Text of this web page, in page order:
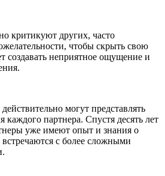
критикуют других, часто
чтобы скрыть свою
создавать неприятное ощущение и
могут представлять
каждого партнера. Спустя десять лет
уже имеют опыт и знания о
встречаются с более сложными